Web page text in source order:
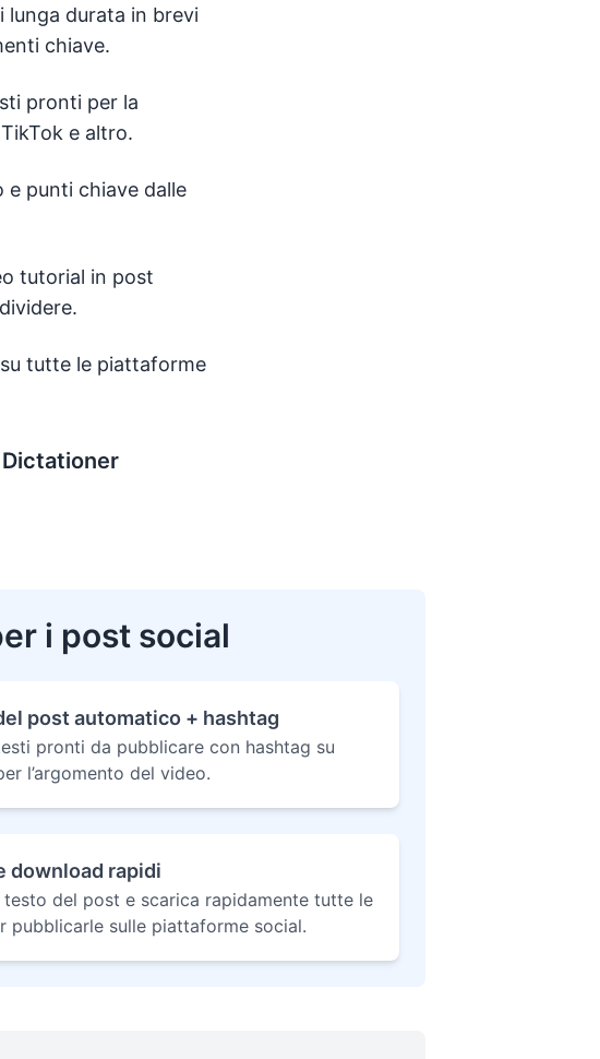
lunga durata in brevi
chiave.
pronti per la
e altro.
e punti chiave dalle
tutorial in post
tutte le piattaforme
Dictationer
i post social
post automatico + hashtag
pronti da pubblicare con hashtag su
l’argomento del video.
download rapidi
testo del post e scarica rapidamente tutte le
pubblicarle sulle piattaforme social.